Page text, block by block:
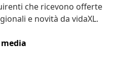
che ricevono offerte
e novità da vidaXL.